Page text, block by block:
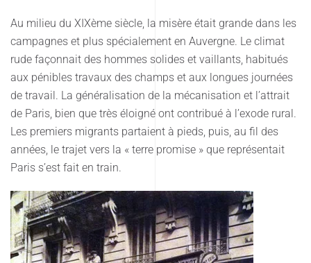
Au milieu du XIXème siècle, la misère était grande dans les
campagnes et plus spécialement en Auvergne. Le climat
rude façonnait des hommes solides et vaillants, habitués
aux pénibles travaux des champs et aux longues journées
de travail. La généralisation de la mécanisation et l’attrait
de Paris, bien que très éloigné ont contribué à l’exode rural.
Les premiers migrants partaient à pieds, puis, au fil des
années, le trajet vers la « terre promise » que représentait
Paris s’est fait en train.